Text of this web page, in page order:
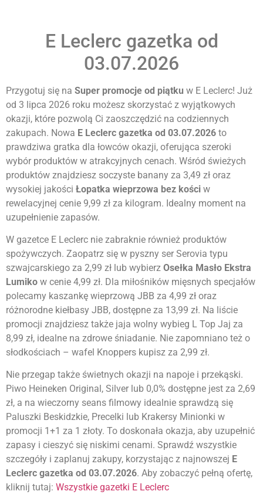
E Leclerc gazetka od
03.07.2026
Przygotuj się na Super promocje od piątku w E Leclerc! Już
od 3 lipca 2026 roku możesz skorzystać z wyjątkowych
okazji, które pozwolą Ci zaoszczędzić na codziennych
zakupach. Nowa E Leclerc gazetka od 03.07.2026 to
prawdziwa gratka dla łowców okazji, oferująca szeroki
wybór produktów w atrakcyjnych cenach. Wśród świeżych
produktów znajdziesz soczyste banany za 3,49 zł oraz
wysokiej jakości Łopatka wieprzowa bez kości w
rewelacyjnej cenie 9,99 zł za kilogram. Idealny moment na
uzupełnienie zapasów.
W gazetce E Leclerc nie zabraknie również produktów
spożywczych. Zaopatrz się w pyszny ser Serovia typu
szwajcarskiego za 2,99 zł lub wybierz Osełka Masło Ekstra
Lumiko w cenie 4,99 zł. Dla miłośników mięsnych specjałów
polecamy kaszankę wieprzową JBB za 4,99 zł oraz
różnorodne kiełbasy JBB, dostępne za 13,99 zł. Na liście
promocji znajdziesz także jaja wolny wybieg L Top Jaj za
8,99 zł, idealne na zdrowe śniadanie. Nie zapomniano też o
słodkościach – wafel Knoppers kupisz za 2,99 zł.
Nie przegap także świetnych okazji na napoje i przekąski.
Piwo Heineken Original, Silver lub 0,0% dostępne jest za 2,69
zł, a na wieczorny seans filmowy idealnie sprawdzą się
Paluszki Beskidzkie, Precelki lub Krakersy Minionki w
promocji 1+1 za 1 złoty. To doskonała okazja, aby uzupełnić
zapasy i cieszyć się niskimi cenami. Sprawdź wszystkie
szczegóły i zaplanuj zakupy, korzystając z najnowszej E
Leclerc gazetka od 03.07.2026. Aby zobaczyć pełną ofertę,
kliknij tutaj: Wszystkie gazetki E Leclerc